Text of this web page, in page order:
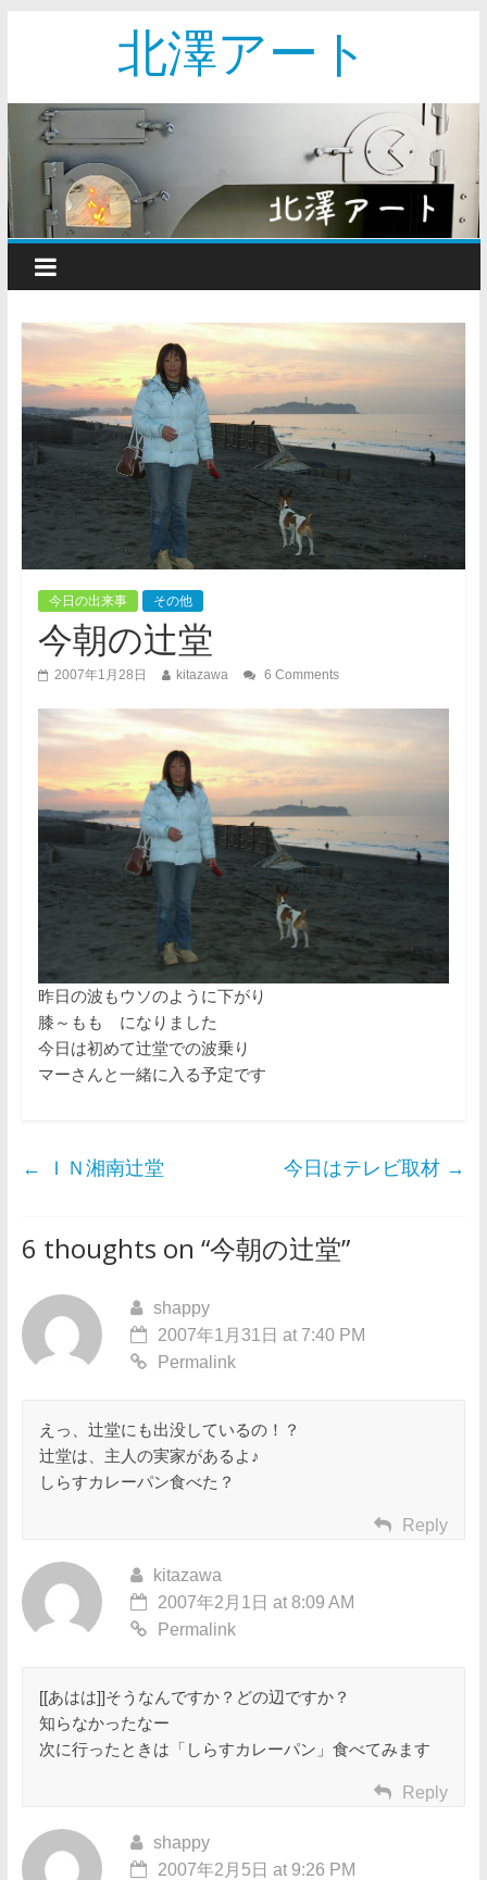
北澤アート
今日の出来事 その他
今朝の辻堂
2007年1月28日 kitazawa 6 Comments
昨日の波もウソのように下がり
膝～もも になりました
今日は初めて辻堂での波乗り
マーさんと一緒に入る予定です
← ＩＮ湘南辻堂 今日はテレビ取材 →
6 thoughts on “今朝の辻堂”
shappy
2007年1月31日 at 7:40 PM
Permalink
えっ、辻堂にも出没しているの！？
辻堂は、主人の実家があるよ♪
しらすカレーパン食べた？
Reply
kitazawa
2007年2月1日 at 8:09 AM
Permalink
[[あはは]]そうなんですか？どの辺ですか？
知らなかったなー
次に行ったときは「しらすカレーパン」食べてみます
Reply
shappy
2007年2月5日 at 9:26 PM